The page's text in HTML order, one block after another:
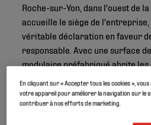
Roche-sur-Yon, dans l'ouest de
accueille le siège de
véritable déclaration en faveur
responsable. Avec une surface
modulaire préfabriqué abrite les
En cliquant sur « Accepter tous les cookies »,
votre appareil pour améliorer la navigation sur le
contribuer à nos efforts de marketing.